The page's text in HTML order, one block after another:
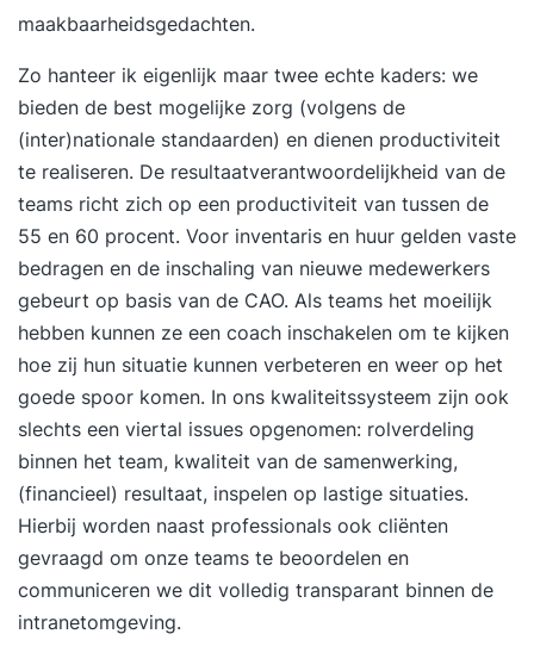
maakbaarheidsgedachten.
Zo hanteer ik eigenlijk maar twee echte kaders: we
bieden de best mogelijke zorg (volgens de
(inter)nationale standaarden) en dienen productiviteit
te realiseren. De resultaatverantwoordelijkheid van de
teams richt zich op een productiviteit van tussen de
55 en 60 procent. Voor inventaris en huur gelden vaste
bedragen en de inschaling van nieuwe medewerkers
gebeurt op basis van de CAO. Als teams het moeilijk
hebben kunnen ze een coach inschakelen om te kijken
hoe zij hun situatie kunnen verbeteren en weer op het
goede spoor komen. In ons kwaliteitssysteem zijn ook
slechts een viertal issues opgenomen: rolverdeling
binnen het team, kwaliteit van de samenwerking,
(financieel) resultaat, inspelen op lastige situaties.
Hierbij worden naast professionals ook cliënten
gevraagd om onze teams te beoordelen en
communiceren we dit volledig transparant binnen de
intranetomgeving.